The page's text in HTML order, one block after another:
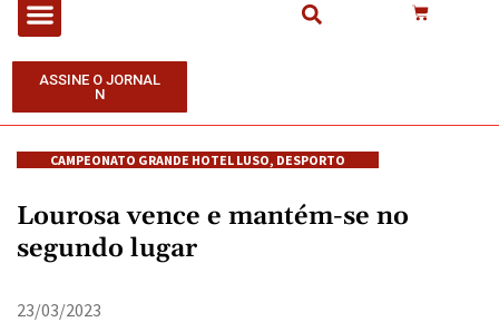
ASSINE O JORNAL
N
CAMPEONATO GRANDE HOTEL LUSO, DESPORTO
Lourosa vence e mantém-se no
segundo lugar
23/03/2023